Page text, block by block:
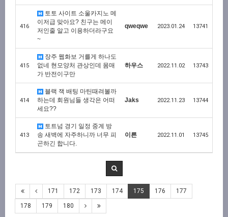
416
토토 사이트 소울카지노 메
이저급 맞아요? 친구는 메이
저인줄 알고 이용하더라구요
~
qweqwe 2023.01.24 13741
415
장주 웹화보 거를게 하나도
없네 현모양처 관상인데 몸매
가 반전이구만
하우스 2022.11.02 13743
414
블랙 잭 배팅 마틴때려볼까
하는데 회원님들 생각은 어떠
세요??
Jaks 2022.11.23 13744
413
토트넘 경기 일정 중계 방
송 새벽에 자주하니까 너무 피
곤하긴 합니다.
이른 2022.11.01 13745
171 172 173 174 175 176 177
178 179 180